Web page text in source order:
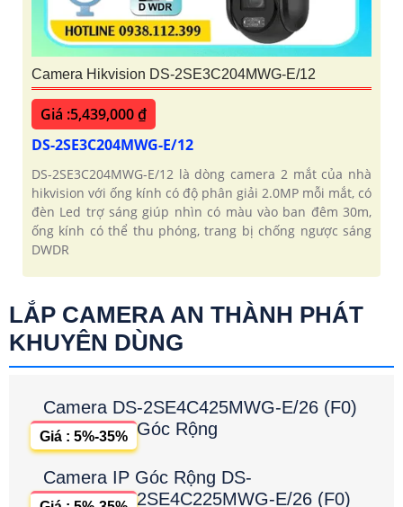
Camera Hikvision DS-2SE3C204MWG-E/12
Giá :5,439,000 ₫
DS-2SE3C204MWG-E/12
DS-2SE3C204MWG-E/12 là dòng camera 2 mắt của nhà
hikvision với ống kính có độ phân giải 2.0MP mỗi mắt, có
đèn Led trợ sáng giúp nhìn có màu vào ban đêm 30m,
ống kính có thể thu phóng, trang bị chống ngược sáng
DWDR
LẮP CAMERA AN THÀNH PHÁT
KHUYÊN DÙNG
Camera DS-2SE4C425MWG-E/26 (F0)
Góc Rộng
Giá : 5%-35%
Camera IP Góc Rộng DS-
2SE4C225MWG-E/26 (F0)